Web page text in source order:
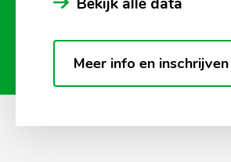
Meer info en inschrijven